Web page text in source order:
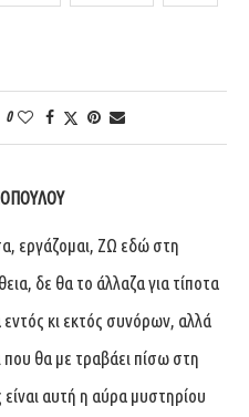
0
εργάζομαι, ΖΩ εδώ στη
δε θα το άλλαζα για τίποτα
κι εκτός συνόρων, αλλά
θα με τραβάει πίσω στη
αυτή η αύρα μυστηρίου